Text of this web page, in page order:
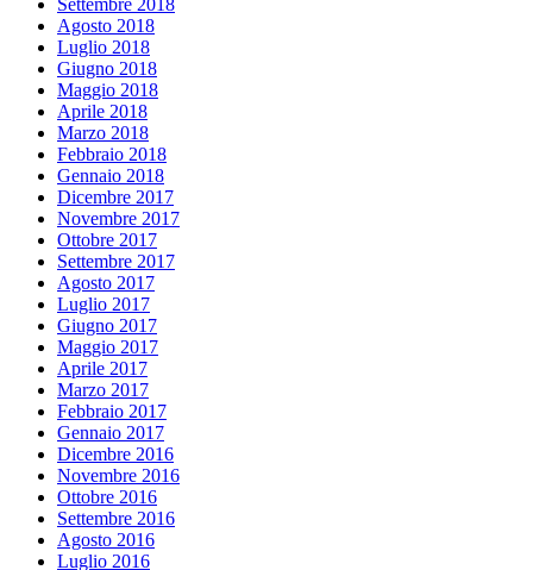
Agosto 2018
Luglio 2018
Giugno 2018
Maggio 2018
Aprile 2018
Marzo 2018
Febbraio 2018
Gennaio 2018
Dicembre 2017
Novembre 2017
Ottobre 2017
Settembre 2017
Agosto 2017
Luglio 2017
Giugno 2017
Maggio 2017
Aprile 2017
Marzo 2017
Febbraio 2017
Gennaio 2017
Dicembre 2016
Novembre 2016
Ottobre 2016
Settembre 2016
Agosto 2016
Luglio 2016